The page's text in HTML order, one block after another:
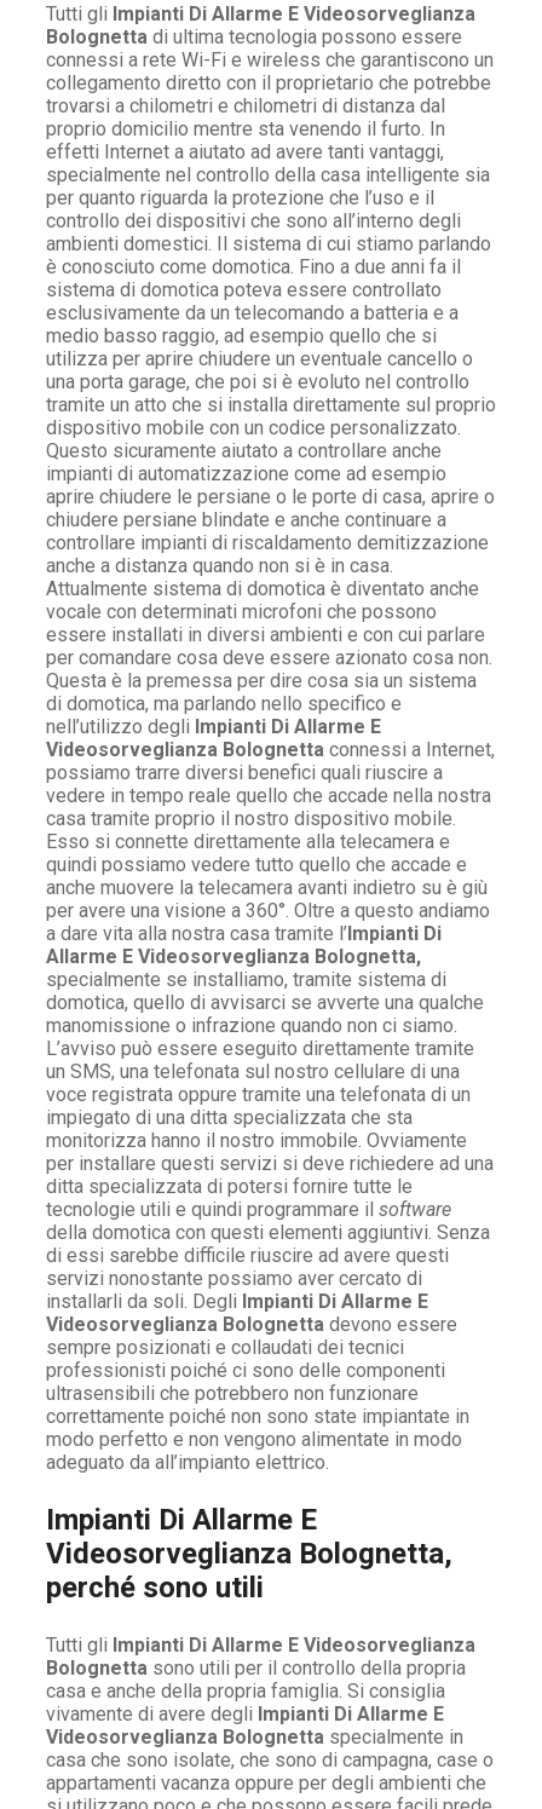
Tutti gli Impianti Di Allarme E Videosorveglianza
Bolognetta di ultima tecnologia possono essere
connessi a rete Wi-Fi e wireless che garantiscono un
collegamento diretto con il proprietario che potrebbe
trovarsi a chilometri e chilometri di distanza dal
proprio domicilio mentre sta venendo il furto. In
effetti Internet a aiutato ad avere tanti vantaggi,
specialmente nel controllo della casa intelligente sia
per quanto riguarda la protezione che l’uso e il
controllo dei dispositivi che sono all’interno degli
ambienti domestici. Il sistema di cui stiamo parlando
è conosciuto come domotica. Fino a due anni fa il
sistema di domotica poteva essere controllato
esclusivamente da un telecomando a batteria e a
medio basso raggio, ad esempio quello che si
utilizza per aprire chiudere un eventuale cancello o
una porta garage, che poi si è evoluto nel controllo
tramite un atto che si installa direttamente sul proprio
dispositivo mobile con un codice personalizzato.
Questo sicuramente aiutato a controllare anche
impianti di automatizzazione come ad esempio
aprire chiudere le persiane o le porte di casa, aprire o
chiudere persiane blindate e anche continuare a
controllare impianti di riscaldamento demitizzazione
anche a distanza quando non si è in casa.
Attualmente sistema di domotica è diventato anche
vocale con determinati microfoni che possono
essere installati in diversi ambienti e con cui parlare
per comandare cosa deve essere azionato cosa non.
Questa è la premessa per dire cosa sia un sistema
di domotica, ma parlando nello specifico e
nell’utilizzo degli Impianti Di Allarme E
Videosorveglianza Bolognetta connessi a Internet,
possiamo trarre diversi benefici quali riuscire a
vedere in tempo reale quello che accade nella nostra
casa tramite proprio il nostro dispositivo mobile.
Esso si connette direttamente alla telecamera e
quindi possiamo vedere tutto quello che accade e
anche muovere la telecamera avanti indietro su è giù
per avere una visione a 360°. Oltre a questo andiamo
a dare vita alla nostra casa tramite l’Impianti Di
Allarme E Videosorveglianza Bolognetta,
specialmente se installiamo, tramite sistema di
domotica, quello di avvisarci se avverte una qualche
manomissione o infrazione quando non ci siamo.
L’avviso può essere eseguito direttamente tramite
un SMS, una telefonata sul nostro cellulare di una
voce registrata oppure tramite una telefonata di un
impiegato di una ditta specializzata che sta
monitorizza hanno il nostro immobile. Ovviamente
per installare questi servizi si deve richiedere ad una
ditta specializzata di potersi fornire tutte le
tecnologie utili e quindi programmare il software
della domotica con questi elementi aggiuntivi. Senza
di essi sarebbe difficile riuscire ad avere questi
servizi nonostante possiamo aver cercato di
installarli da soli. Degli Impianti Di Allarme E
Videosorveglianza Bolognetta devono essere
sempre posizionati e collaudati dei tecnici
professionisti poiché ci sono delle componenti
ultrasensibili che potrebbero non funzionare
correttamente poiché non sono state impiantate in
modo perfetto e non vengono alimentate in modo
adeguato da all’impianto elettrico.
Impianti Di Allarme E
Videosorveglianza Bolognetta,
perché sono utili
Tutti gli Impianti Di Allarme E Videosorveglianza
Bolognetta sono utili per il controllo della propria
casa e anche della propria famiglia. Si consiglia
vivamente di avere degli Impianti Di Allarme E
Videosorveglianza Bolognetta specialmente in
casa che sono isolate, che sono di campagna, case o
appartamenti vacanza oppure per degli ambienti che